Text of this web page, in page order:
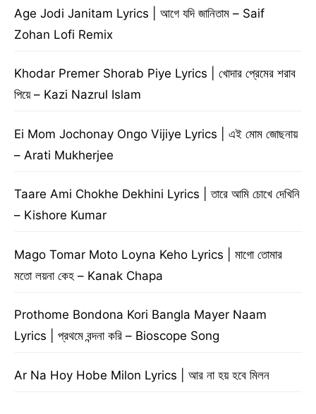
Age Jodi Janitam Lyrics | আগে যদি জানিতাম – Saif
Zohan Lofi Remix
Khodar Premer Shorab Piye Lyrics | খোদার প্রেমের শরাব
পিয়ে – Kazi Nazrul Islam
Ei Mom Jochonay Ongo Vijiye Lyrics | এই মোম জোছনায়
– Arati Mukherjee
Taare Ami Chokhe Dekhini Lyrics | তারে আমি চোখে দেখিনি
– Kishore Kumar
Mago Tomar Moto Loyna Keho Lyrics | মাগো তোমার
মতো লয়না কেহ – Kanak Chapa
Prothome Bondona Kori Bangla Mayer Naam
Lyrics | প্রথমে বন্দনা করি – Bioscope Song
Ar Na Hoy Hobe Milon Lyrics | আর না হয় হবে মিলন